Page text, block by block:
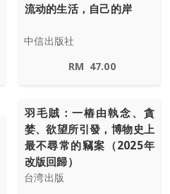
流动的生活，自己的岸
中信出版社
RM 47.00
羽毛賊：一樁由執念、貪
婪、欲望所引發，博物史上
最不尋常的竊案（2025年
改版回歸）
台湾出版